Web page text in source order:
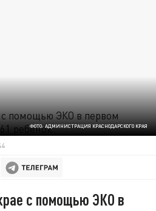
ФОТО: АДМИНИСТРАЦИЯ КРАСНОДАРСКОГО КРАЯ
с помощью ЭКО в